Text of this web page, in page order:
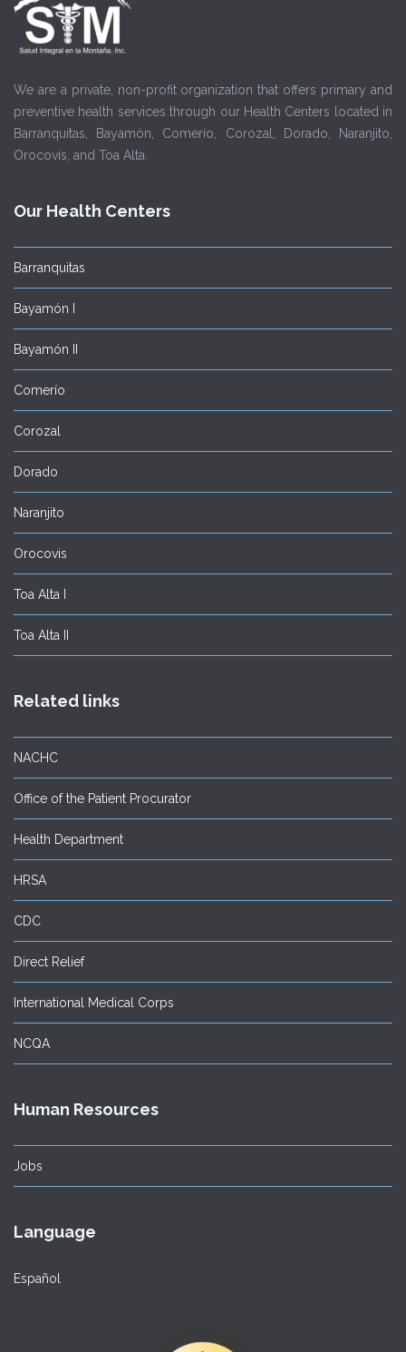
We are a private, non-profit organization that offers primary and
preventive health services through our Health Centers located in
Barranquitas, Bayamón, Comerío, Corozal, Dorado, Naranjito,
Orocovis, and Toa Alta.
Our Health Centers
Barranquitas
Bayamón I
Bayamón II
Comerío
Corozal
Dorado
Naranjito
Orocovis
Toa Alta I
Toa Alta II
Related links
NACHC
Office of the Patient Procurator
Health Department
HRSA
CDC
Direct Relief
International Medical Corps
NCQA
Human Resources
Jobs
Language
Español